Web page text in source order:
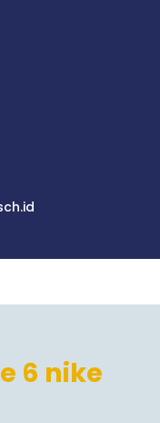
6 nike